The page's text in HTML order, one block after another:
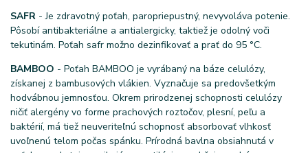
SAFR - Je zdravotný poťah, paropriepustný, nevyvoláva potenie.
Pôsobí antibakteriálne a antialergicky, taktiež je odolný voči
tekutinám. Poťah safr možno dezinfikovať a prať do 95 °C.
BAMBOO - Poťah BAMBOO je vyrábaný na báze celulózy,
získanej z bambusových vlákien. Vyznačuje sa predovšetkým
hodvábnou jemnosťou. Okrem prirodzenej schopnosti celulózy
ničiť alergény vo forme prachových roztočov, plesní, peľu a
baktérií, má tiež neuveriteľnú schopnosť absorbovať vlhkosť
uvoľnenú telom počas spánku. Prírodná bavlna obsiahnutá v